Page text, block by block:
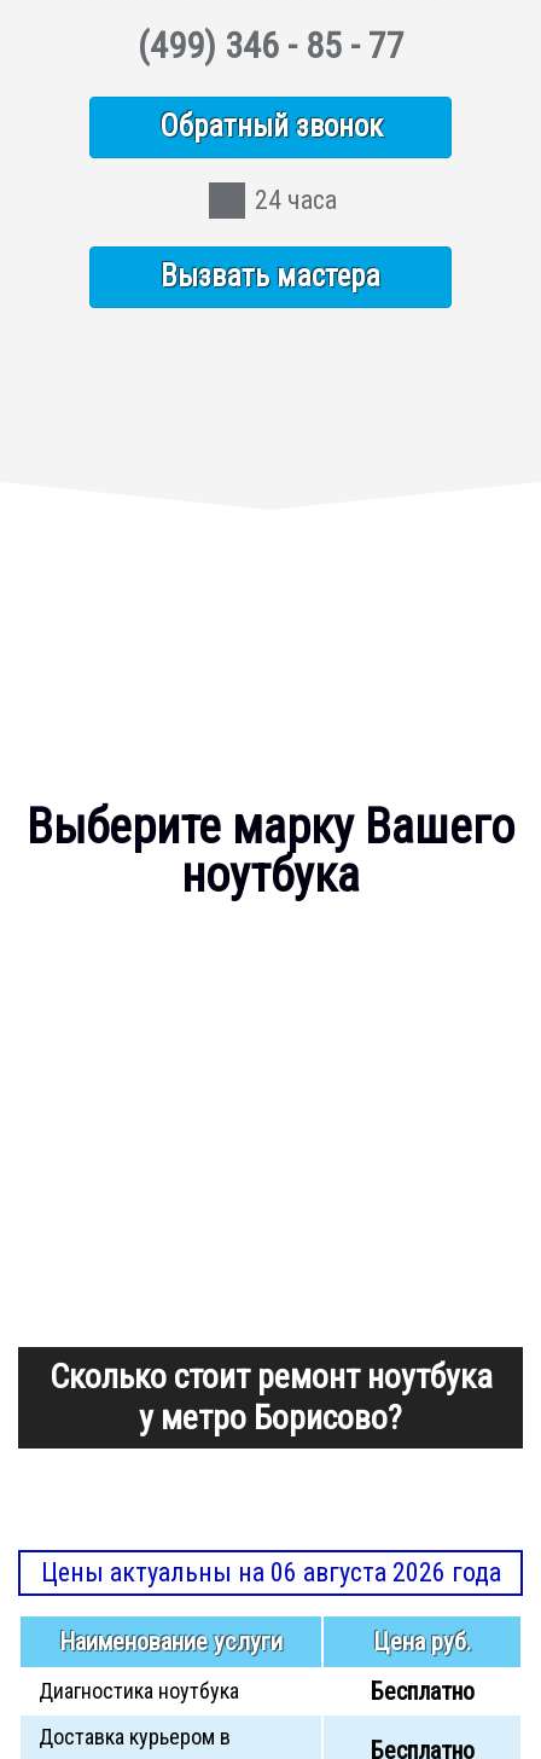
(499) 346 - 85 - 77
Обратный звонок
24 часа
Вызвать мастера
Выберите марку Вашего
ноутбука
Сколько стоит ремонт ноутбука
у метро Борисово?
Цены актуальны на 06 августа 2026 года
Наименование услуги Цена руб.
Диагностика ноутбука Бесплатно
Доставка курьером в
Бесплатно